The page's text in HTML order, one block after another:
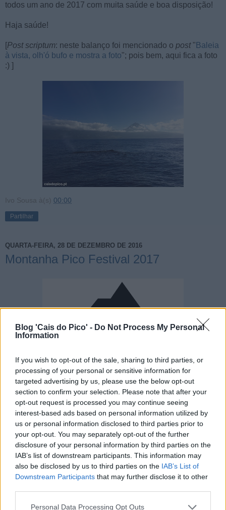
Blog 'Cais do Pico' - Do Not Process My Personal
Information
If you wish to opt-out of the sale, sharing to third parties, or
processing of your personal or sensitive information for
targeted advertising by us, please use the below opt-out
section to confirm your selection. Please note that after your
opt-out request is processed you may continue seeing
interest-based ads based on personal information utilized by
us or personal information disclosed to third parties prior to
your opt-out. You may separately opt-out of the further
disclosure of your personal information by third parties on the
IAB’s list of downstream participants. This information may
also be disclosed by us to third parties on the IAB’s List of
Downstream Participants that may further disclose it to other
Personal Data Processing Opt Outs
todos um ano de 2017 com muita saúde e boa disposição!
Haja saúde!
[Post scriptum: neste balanço foi mencionado o post" Baleia
à vista, olh'ó bufo e mostra a foto"; pois bem, aqui fica a foto
:) ]
Ivo Sousa à(s) 00:00
Partilhar
QUARTA-FEIRA, 28 DE DEZEMBRO DE 2016
Montanha Pico Festival 2017
Ao longo do mês de janeiro de 2017 irá ter lugar nailha do
Picoa terceira edição do "Montanha Pico Festival", um
festival que pretende estimular iniciativas concretas a todos
os níveis para enfrentar as ameaças, melhorar a qualidade
de vida e sustentar ambientes saudáveis nas regiões
montanhosas do mundo, mais especificamente na ilha
montanha dos Açores.
Haverá exposições de arte, apresentação de filmes, eventos
musicais, aventuras na montanha, etc.
Aqui fica oprograma oficial[linkpara versão Facebook], o